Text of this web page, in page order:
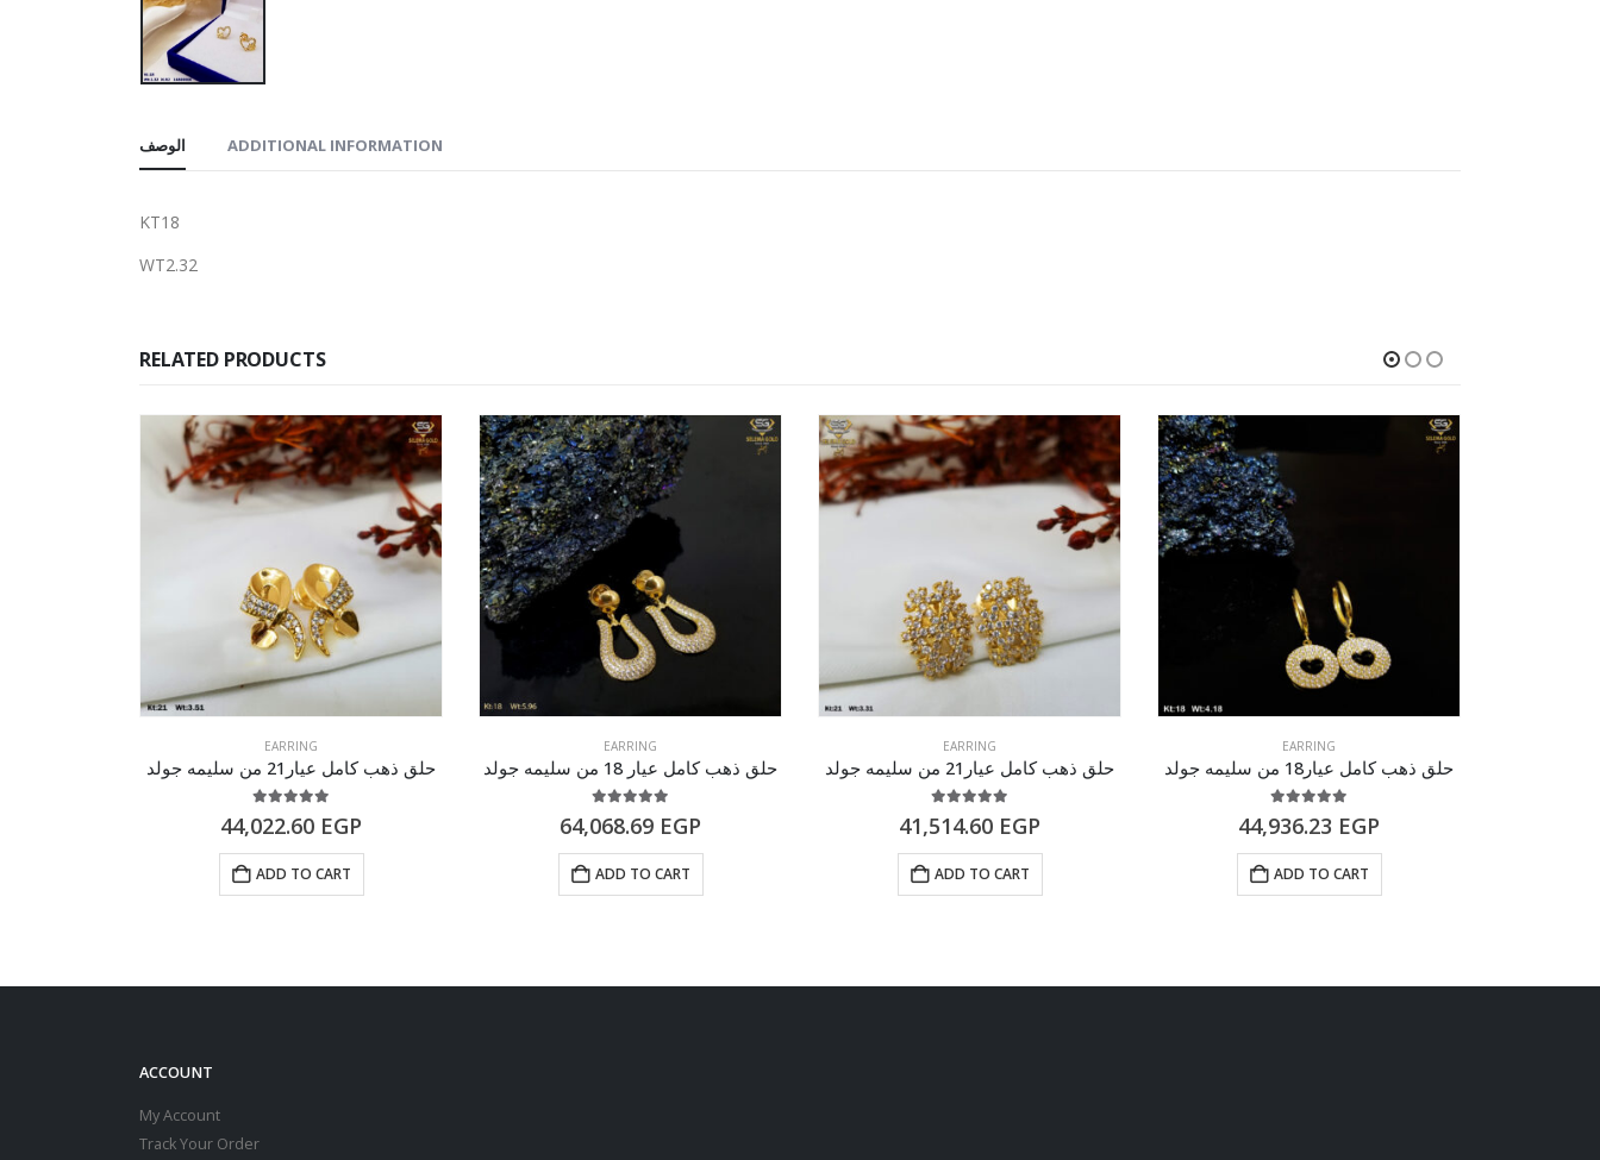
الوصف ADDITIONAL INFORMATION
KT18
WT2.32
RELATED PRODUCTS
EARRING
حلق ذهب كامل عيار21 من سليمه جولد
44,022.60 EGP
ADD TO CART
EARRING
حلق ذهب كامل عيار 18 من سليمه جولد
64,068.69 EGP
ADD TO CART
EARRING
حلق ذهب كامل عيار21 من سليمه جولد
41,514.60 EGP
ADD TO CART
EARRING
حلق ذهب كامل عيار18 من سليمه جولد
44,936.23 EGP
ADD TO CART
ACCOUNT
My Account
Track Your Order